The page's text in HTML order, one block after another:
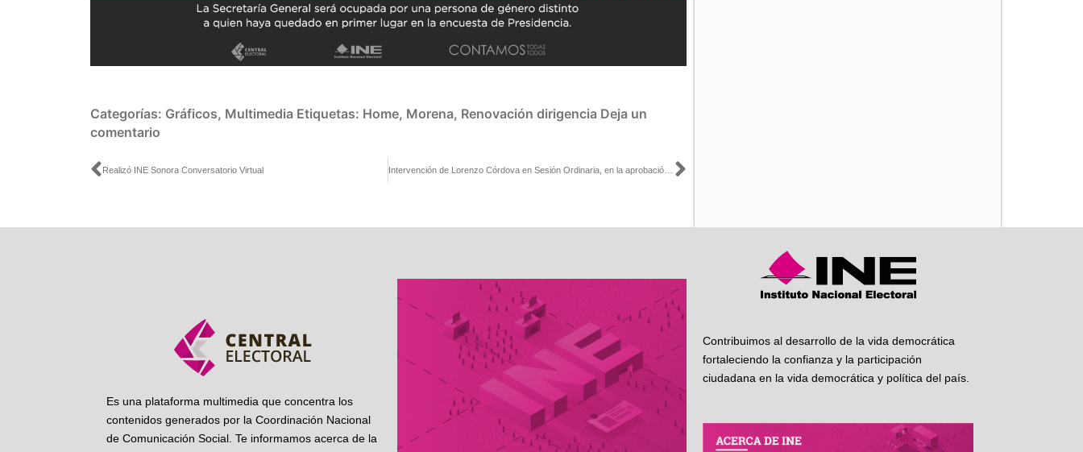
Categorías: Gráficos, Multimedia Etiquetas: Home, Morena, Renovación dirigencia Deja un
comentario
Ant
Realizó INE Sonora Conversatorio Virtual Siguiente
Es una plataforma multimedia que concentra los
contenidos generados por la Coordinación Nacional
de Comunicación Social. Te informamos acerca de la
Contribuimos al desarrollo de la vida democrática
fortaleciendo la confianza y la participación
ciudadana en la vida democrática y política del país.